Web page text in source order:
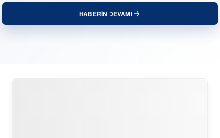
HABERİN DEVAMI